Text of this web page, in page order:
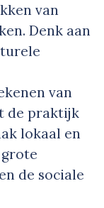
van
Denk aan
van
de praktijk
lokaal en
de sociale